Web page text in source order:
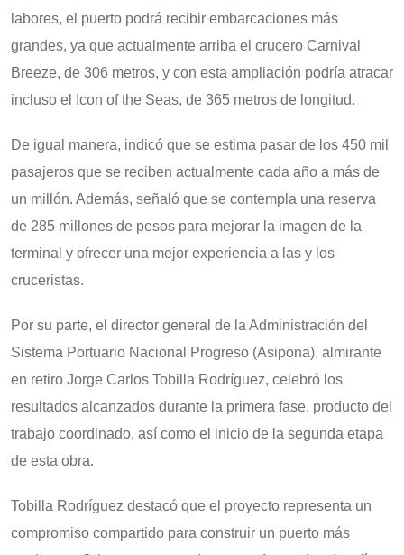
labores, el puerto podrá recibir embarcaciones más
grandes, ya que actualmente arriba el crucero Carnival
Breeze, de 306 metros, y con esta ampliación podría atracar
incluso el Icon of the Seas, de 365 metros de longitud.
De igual manera, indicó que se estima pasar de los 450 mil
pasajeros que se reciben actualmente cada año a más de
un millón. Además, señaló que se contempla una reserva
de 285 millones de pesos para mejorar la imagen de la
terminal y ofrecer una mejor experiencia a las y los
cruceristas.
Por su parte, el director general de la Administración del
Sistema Portuario Nacional Progreso (Asipona), almirante
en retiro Jorge Carlos Tobilla Rodríguez, celebró los
resultados alcanzados durante la primera fase, producto del
trabajo coordinado, así como el inicio de la segunda etapa
de esta obra.
Tobilla Rodríguez destacó que el proyecto representa un
compromiso compartido para construir un puerto más